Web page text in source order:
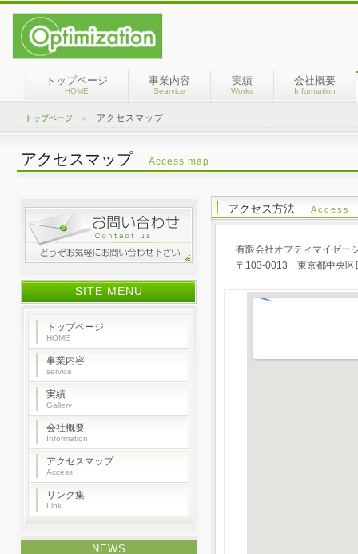
トップページ
HOME
事業内容
Searvice
実績
Works
会社概要
Information
トップページ ＞ アクセスマップ
アクセスマップ Access map
アクセス方法 Access
有限会社オプティマイゼー
〒103-0013 東京都中央区
SITE MENU
トップページ
HOME
事業内容
service
実績
Gallery
会社概要
Information
アクセスマップ
Access
リンク集
Link
NEWS